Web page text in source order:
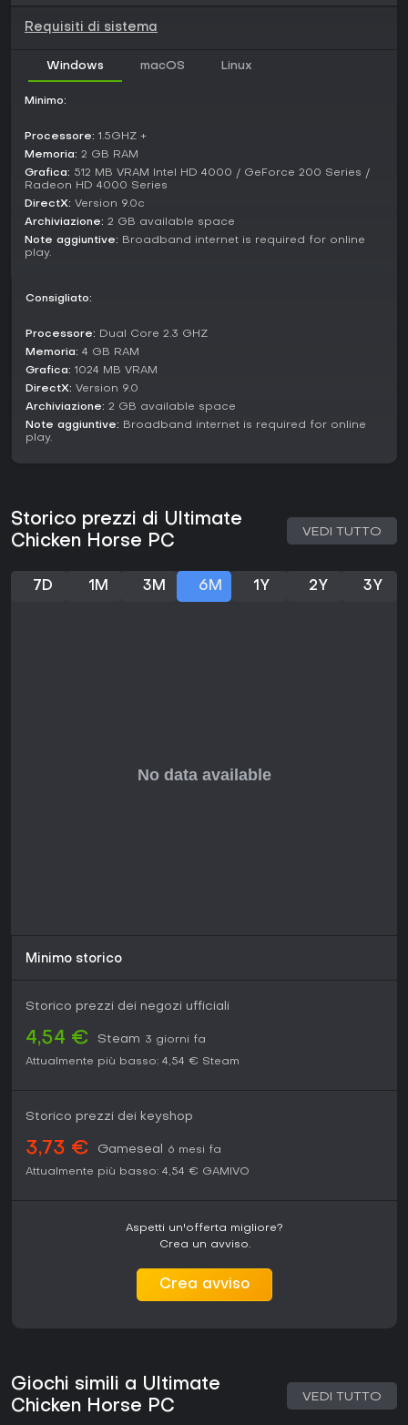
score 7.9 su Metacritic dalle recensioni Switch. Critici e utenti
che resta fresca nel multiplayer, specie con 2-4 amici o
familiari.
building e competizione in tempo reale, offre valore
duraturo grazie a meccaniche replayable e feature
bastare.
Requisiti di sistema
Windows macOS Linux
Minimo:
Processore: 1.5GHZ +
Memoria: 2 GB RAM
Grafica: 512 MB VRAM Intel HD 4000 / GeForce 200 Series /
Radeon HD 4000 Series
DirectX: Version 9.0c
Archiviazione: 2 GB available space
Note aggiuntive: Broadband internet is required for online
play.
Consigliato:
Processore: Dual Core 2.3 GHZ
Memoria: 4 GB RAM
Grafica: 1024 MB VRAM
DirectX: Version 9.0
Archiviazione: 2 GB available space
Note aggiuntive: Broadband internet is required for online
play.
Storico prezzi di Ultimate
Chicken Horse PC
VEDI TUTTO
7D 1M 3M 6M 1Y 2Y 3Y
Minimo storico
Storico prezzi dei negozi ufficiali
4,54 € Steam 3 giorni fa
Attualmente più basso: 4,54 € Steam
Storico prezzi dei keyshop
3,73 € Gameseal
6 mesi fa
Attualmente più basso: 4,54 € GAMIVO
Aspetti un'offerta migliore?
Crea un avviso.
Crea avviso
Giochi simili a Ultimate
Chicken Horse PC
VEDI TUTTO